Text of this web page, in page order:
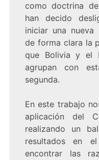
como doctrina
han decido
iniciar una nueva
de forma clara la
que Bolivia y el
agrupan con
segunda.
En este trabajo
aplicación del
realizando un
resultados en
encontrar las